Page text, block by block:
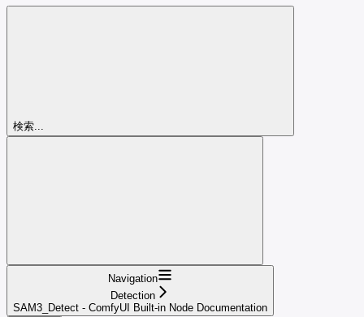
検索...
Navigation
Detection
SAM3_Detect - ComfyUI Built-in Node Documentation